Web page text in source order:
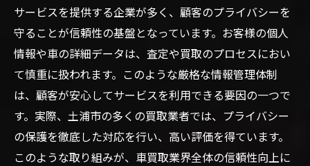
サービスを提供する企業が多く、顧客のプライバシーを
守ることが信頼性の基盤となっています。お客様の個人
情報や車の詳細データは、査定や買取のプロセスにおい
て慎重に扱われます。このような厳格な情報管理体制
は、顧客が安心してサービスを利用できる要因の一つで
す。実際、土浦市の多くの買取業者では、プライバシー
の保護を徹底した対応を行い、高い評価を得ています。
このような取り組みが、車買取業界全体の信頼性向上に